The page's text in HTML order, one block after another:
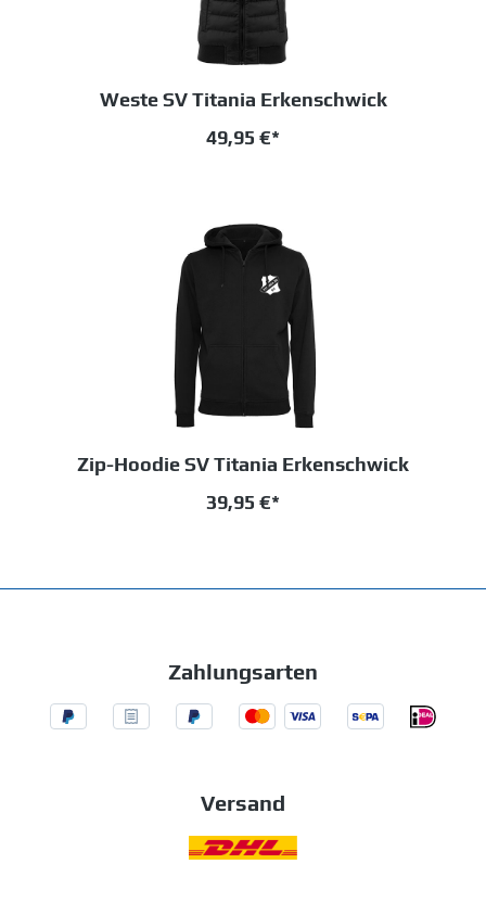
Weste SV Titania Erkenschwick
49,95 €*
Zip-Hoodie SV Titania Erkenschwick
39,95 €*
Zahlungsarten
Versand